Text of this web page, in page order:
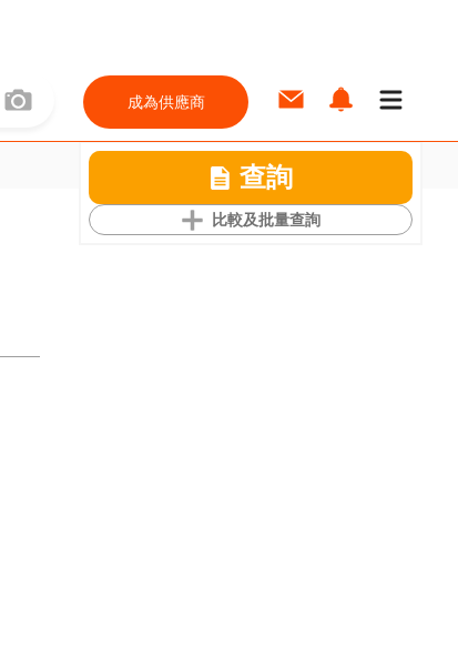
成為供應商
查詢
比較及批量查詢